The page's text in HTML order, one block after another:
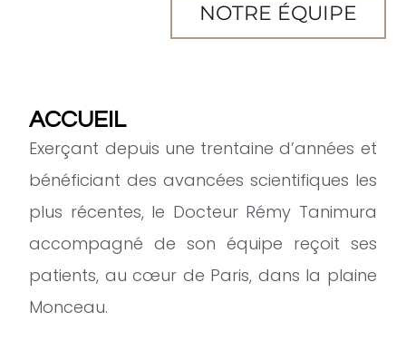
NOTRE ÉQUIPE
ACCUEIL
Exerçant depuis une trentaine d’années et
bénéficiant des avancées scientifiques les
plus récentes, le Docteur Rémy Tanimura
accompagné de son équipe reçoit ses
patients, au cœur de Paris, dans la plaine
Monceau.